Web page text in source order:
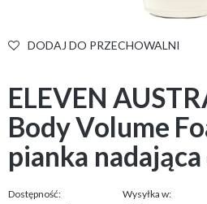
DODAJ DO PRZECHOWALNI
ELEVEN
Body Volume
pianka
Dostępność:
Wysyłka w: